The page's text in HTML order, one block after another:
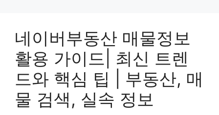
네이버부동산 매물정보
활용 가이드| 최신 트렌
드와 핵심 팁 | 부동산, 매
물 검색, 실속 정보